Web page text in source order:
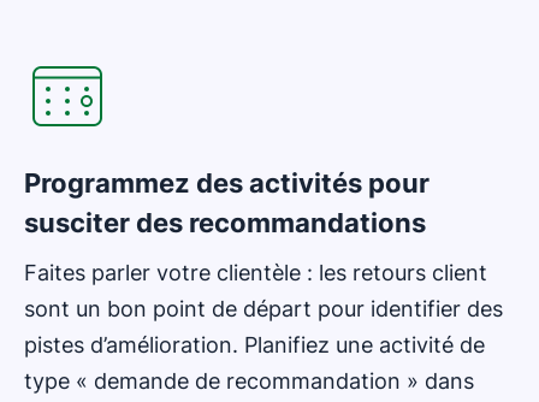
Programmez des activités pour
susciter des recommandations
Faites parler votre clientèle : les retours client
sont un bon point de départ pour identifier des
pistes d’amélioration. Planifiez une activité de
type « demande de recommandation » dans